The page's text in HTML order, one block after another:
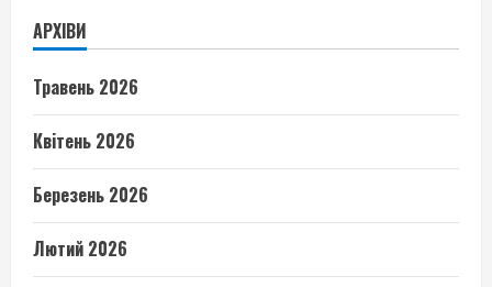
АРХІВИ
Травень 2026
Квітень 2026
Березень 2026
Лютий 2026